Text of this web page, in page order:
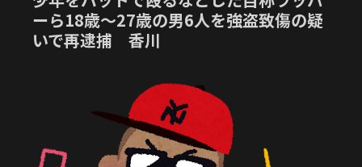
ーら18歳～27歳の男6人を強盗致傷の疑
いで再逮捕 香川